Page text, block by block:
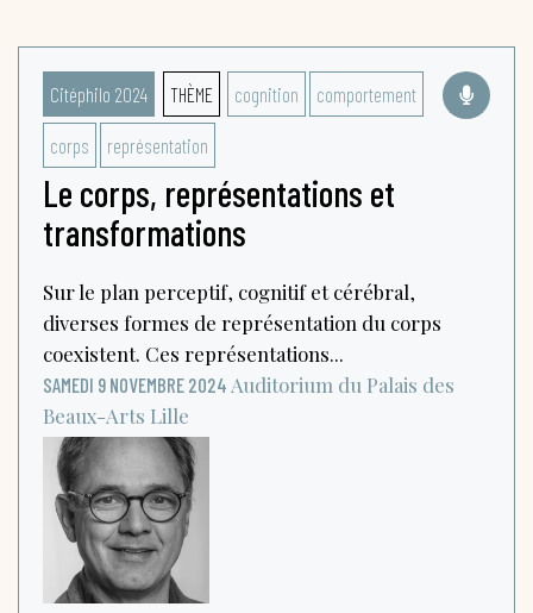
Citéphilo 2024 THÈME cognition comportement
corps représentation
Le corps, représentations et
transformations
Sur le plan perceptif, cognitif et cérébral,
diverses formes de représentation du corps
coexistent. Ces représentations...
SAMEDI 9 NOVEMBRE 2024 Auditorium du Palais des
Beaux-Arts Lille